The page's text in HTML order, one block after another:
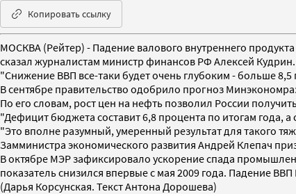
Копировать ссылку
МОСКВА (Рейтер) - Падение валового внутреннего
сказал журналистам министр финансов РФ Алексей Кудрин.
"Снижение ВВП все-таки будет очень глубоким - больше
В сентябре правительство одобрило прогноз
По его словам, рост цен на нефть позволил России
"Дефицит бюджета составит 6,8 процента по итогам года,
"Это вполне разумный, умеренный результат для такого
Замминистра экономического развития Андрей Клепач
В октябре МЭР зафиксировало ускорение спада
показатель снизился впервые с мая 2009 года. Падение
(Дарья Корсунская. Текст Антона Дорошева)